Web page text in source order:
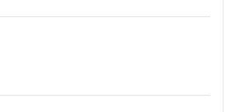
信也）
床適応 （辻井正次，行廣隆次）